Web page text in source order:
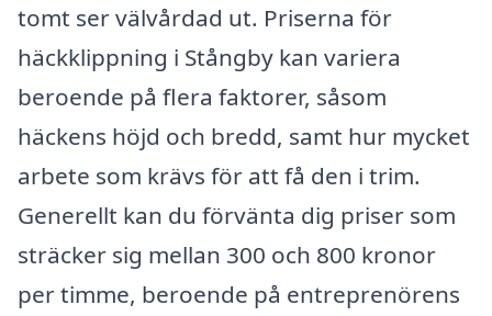
tomt ser välvårdad ut. Priserna för
häckklippning i Stångby kan variera
beroende på flera faktorer, såsom
häckens höjd och bredd, samt hur mycket
arbete som krävs för att få den i trim.
Generellt kan du förvänta dig priser som
sträcker sig mellan 300 och 800 kronor
per timme, beroende på entreprenörens